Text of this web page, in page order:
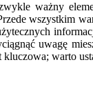
ważny
wszystkim
uwagę
kluczowa; warto